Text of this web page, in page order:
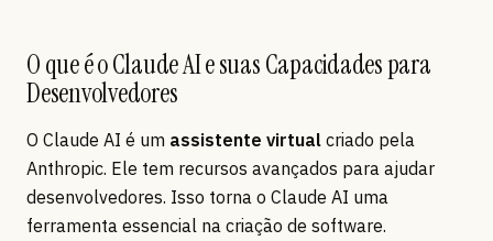
O que é o Claude AI e suas Capacidades para
Desenvolvedores
O Claude AI é um assistente virtual criado pela
Anthropic. Ele tem recursos avançados para ajudar
desenvolvedores. Isso torna o Claude AI uma
ferramenta essencial na criação de software.